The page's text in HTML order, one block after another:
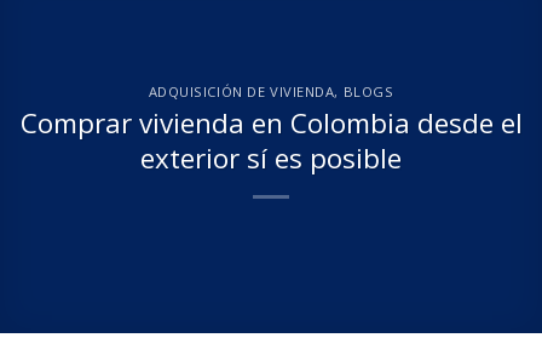
ADQUISICIÓN DE VIVIENDA, BLOGS
Comprar vivienda en Colombia desde el
exterior sí es posible